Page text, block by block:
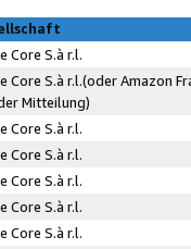
Core S.à r.l.
Core S.à r.l.(oder Amazon
Mitteilung)
Core S.à r.l.
Core S.à r.l.
Core S.à r.l.
Core S.à r.l.
Core S.à r.l.